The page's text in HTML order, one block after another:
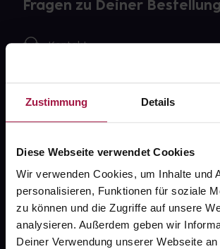
Zustimmung Details
Diese Webseite verwendet Cookies
Wir verwenden Cookies, um Inhalte und
personalisieren, Funktionen für soziale
zu können und die Zugriffe auf unsere
analysieren. Außerdem geben wir
Deiner Verwendung unserer Webseite
Fragen zu Deiner
Kontakt
gesund.de
Über uns
Karriere